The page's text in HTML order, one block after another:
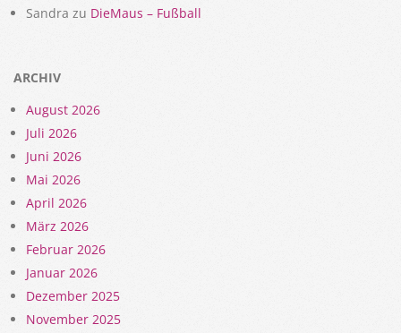
Sandra zu DieMaus – Fußball
ARCHIV
August 2026
Juli 2026
Juni 2026
Mai 2026
April 2026
März 2026
Februar 2026
Januar 2026
Dezember 2025
November 2025